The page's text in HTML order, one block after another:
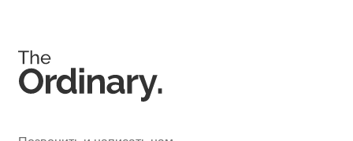
Покупателям
Доставка и оплата
Каталог
Косметика The Ordinary